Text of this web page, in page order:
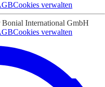
Cookies verwalten
International GmbH
Cookies verwalten